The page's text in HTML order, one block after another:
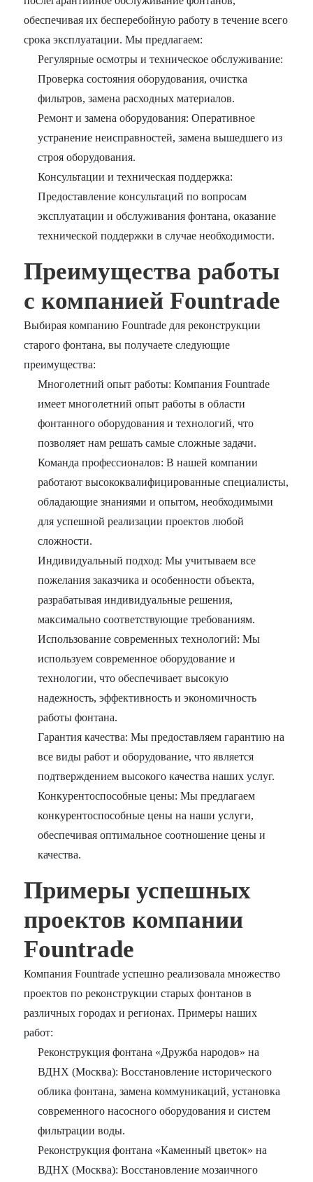
обеспечивая их бесперебойную работу в течение всего
срока эксплуатации. Мы предлагаем:
Регулярные осмотры и техническое обслуживание:
Проверка состояния оборудования, очистка
фильтров, замена расходных материалов.
Ремонт и замена оборудования: Оперативное
устранение неисправностей, замена вышедшего из
строя оборудования.
Консультации и техническая поддержка:
Предоставление консультаций по вопросам
эксплуатации и обслуживания фонтана, оказание
технической поддержки в случае необходимости.
Преимущества работы
с компанией Fountrade
Выбирая компанию Fountrade для реконструкции
старого фонтана, вы получаете следующие
преимущества:
Многолетний опыт работы: Компания Fountrade
имеет многолетний опыт работы в области
фонтанного оборудования и технологий, что
позволяет нам решать самые сложные задачи.
Команда профессионалов: В нашей компании
работают высококвалифицированные специалисты,
обладающие знаниями и опытом, необходимыми
для успешной реализации проектов любой
сложности.
Индивидуальный подход: Мы учитываем все
пожелания заказчика и особенности объекта,
разрабатывая индивидуальные решения,
максимально соответствующие требованиям.
Использование современных технологий: Мы
используем современное оборудование и
технологии, что обеспечивает высокую
надежность, эффективность и экономичность
работы фонтана.
Гарантия качества: Мы предоставляем гарантию на
все виды работ и оборудование, что является
подтверждением высокого качества наших услуг.
Конкурентоспособные цены: Мы предлагаем
конкурентоспособные цены на наши услуги,
обеспечивая оптимальное соотношение цены и
качества.
Примеры успешных
проектов компании
Fountrade
Компания Fountrade успешно реализовала множество
проектов по реконструкции старых фонтанов в
различных городах и регионах. Примеры наших
работ:
Реконструкция фонтана «Дружба народов» на
ВДНХ (Москва): Восстановление исторического
облика фонтана, замена коммуникаций, установка
современного насосного оборудования и систем
фильтрации воды.
Реконструкция фонтана «Каменный цветок» на
ВДНХ (Москва): Восстановление мозаичного